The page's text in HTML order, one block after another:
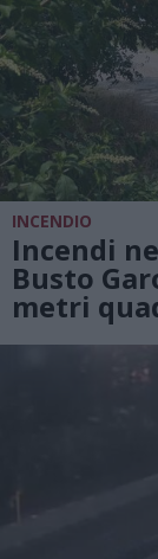
INCENDIO
Incendi
Busto
metri